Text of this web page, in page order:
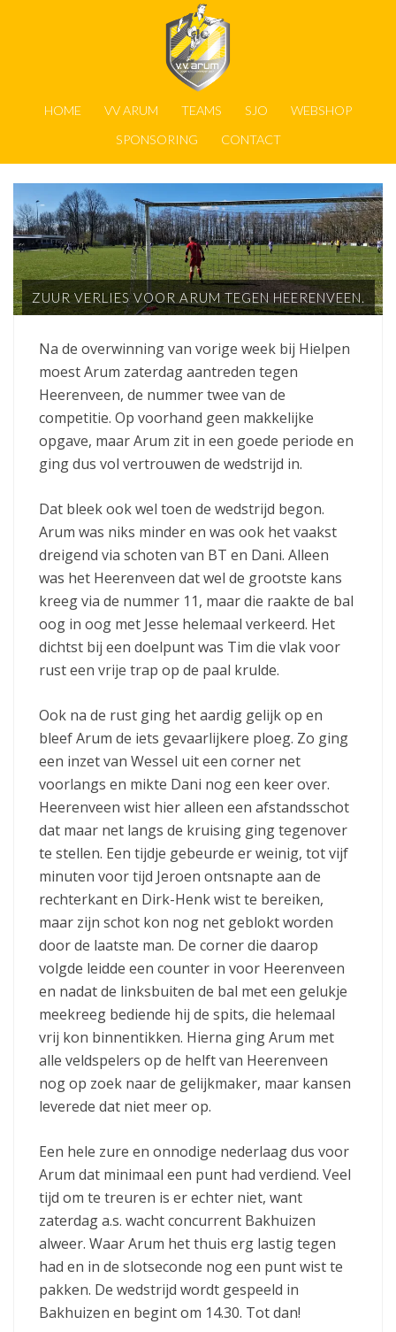
HOME VV ARUM TEAMS SJO
WEBSHOP
SPONSORING
CONTACT
ZUUR VERLIES VOOR ARUM TEGEN HEERENVEEN.
Na de overwinning van vorige week bij Hielpen
moest Arum zaterdag aantreden tegen
Heerenveen, de nummer twee van de
competitie. Op voorhand geen makkelijke
opgave, maar Arum zit in een goede periode en
ging dus vol vertrouwen de wedstrijd in.
Dat bleek ook wel toen de wedstrijd begon.
Arum was niks minder en was ook het vaakst
dreigend via schoten van BT en Dani. Alleen
was het Heerenveen dat wel de grootste kans
kreeg via de nummer 11, maar die raakte de bal
oog in oog met Jesse helemaal verkeerd. Het
dichtst bij een doelpunt was Tim die vlak voor
rust een vrije trap op de paal krulde.
Ook na de rust ging het aardig gelijk op en
bleef Arum de iets gevaarlijkere ploeg. Zo ging
een inzet van Wessel uit een corner net
voorlangs en mikte Dani nog een keer over.
Heerenveen wist hier alleen een afstandsschot
dat maar net langs de kruising ging tegenover
te stellen. Een tijdje gebeurde er weinig, tot vijf
minuten voor tijd Jeroen ontsnapte aan de
rechterkant en Dirk-Henk wist te bereiken,
maar zijn schot kon nog net geblokt worden
door de laatste man. De corner die daarop
volgde leidde een counter in voor Heerenveen
en nadat de linksbuiten de bal met een gelukje
meekreeg bediende hij de spits, die helemaal
vrij kon binnentikken. Hierna ging Arum met
alle veldspelers op de helft van Heerenveen
nog op zoek naar de gelijkmaker, maar kansen
leverede dat niet meer op.
Een hele zure en onnodige nederlaag dus voor
Arum dat minimaal een punt had verdiend. Veel
tijd om te treuren is er echter niet, want
zaterdag a.s. wacht concurrent Bakhuizen
alweer. Waar Arum het thuis erg lastig tegen
had en in de slotseconde nog een punt wist te
pakken. De wedstrijd wordt gespeeld in
Bakhuizen en begint om 14.30. Tot dan!